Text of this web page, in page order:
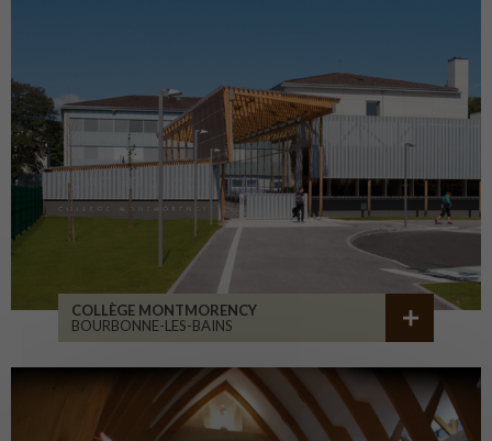
COLLÈGE MONTMORENCY
BOURBONNE-LES-BAINS